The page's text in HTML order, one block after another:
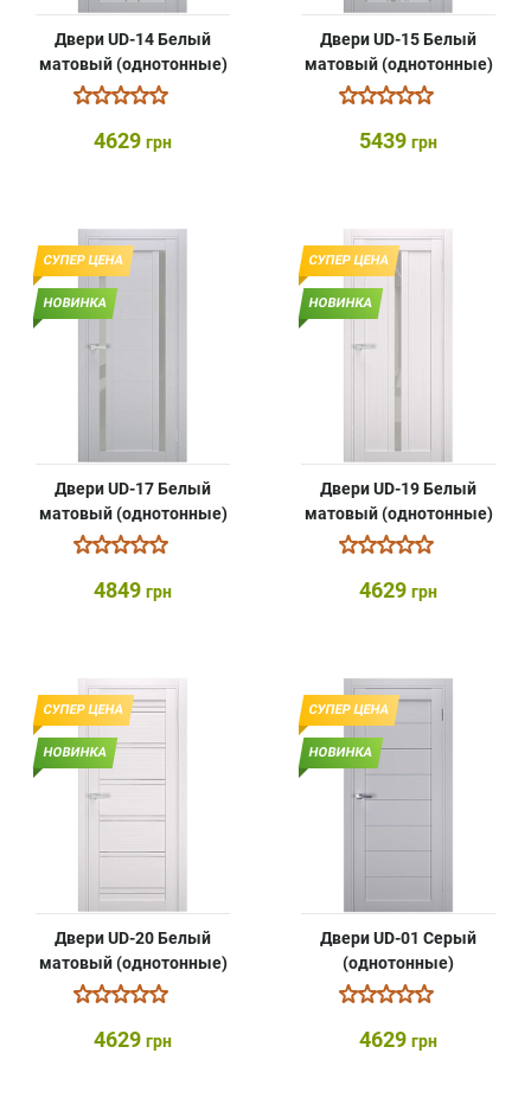
Двери UD-14 Белый
матовый (однотонные)
4629 грн
Двери UD-15 Белый
матовый (однотонные)
5439 грн
СУПЕР ЦЕНА
НОВИНКА
Двери UD-17 Белый
матовый (однотонные)
4849 грн
СУПЕР ЦЕНА
НОВИНКА
Двери UD-19 Белый
матовый (однотонные)
4629 грн
СУПЕР ЦЕНА
НОВИНКА
Двери UD-20 Белый
матовый (однотонные)
4629 грн
СУПЕР ЦЕНА
НОВИНКА
Двери UD-01 Серый
(однотонные)
4629 грн